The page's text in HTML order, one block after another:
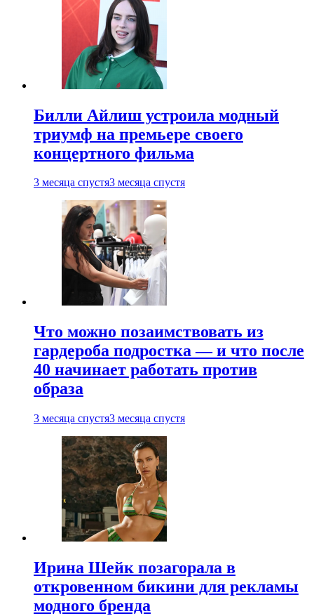
Билли Айлиш устроила модный
триумф на премьере своего
концертного фильма
3 месяца спустя3 месяца спустя
Что можно позаимствовать из
гардероба подростка — и что после
40 начинает работать против
образа
3 месяца спустя3 месяца спустя
Ирина Шейк позагорала в
откровенном бикини для рекламы
модного бренда